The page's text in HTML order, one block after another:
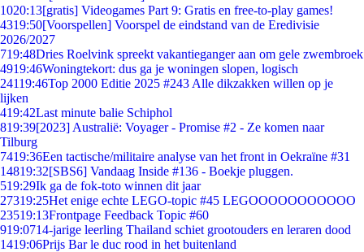
1020:13[gratis] Videogames Part 9: Gratis en free-to-play games!
4319:50[Voorspellen] Voorspel de eindstand van de Eredivisie
2026/2027
719:48Dries Roelvink spreekt vakantieganger aan om gele zwembroek
4919:46Woningtekort: dus ga je woningen slopen, logisch
24119:46Top 2000 Editie 2025 #243 Alle dikzakken willen op je
lijken
419:42Last minute balie Schiphol
819:39[2023] Australië: Voyager - Promise #2 - Ze komen naar
Tilburg
7419:36Een tactische/militaire analyse van het front in Oekraïne #31
14819:32[SBS6] Vandaag Inside #136 - Boekje pluggen.
519:29Ik ga de fok-toto winnen dit jaar
27319:25Het enige echte LEGO-topic #45 LEGOOOOOOOOOOO
23519:13Frontpage Feedback Topic #60
919:0714-jarige leerling Thailand schiet grootouders en leraren dood
1419:06Prijs Bar le duc rood in het buitenland